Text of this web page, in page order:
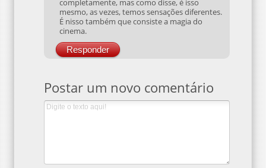
completamente, mas como disse, é isso
mesmo, as vezes, temos sensações diferentes.
É nisso também que consiste a magia do
cinema.
Responder
Postar um novo comentário